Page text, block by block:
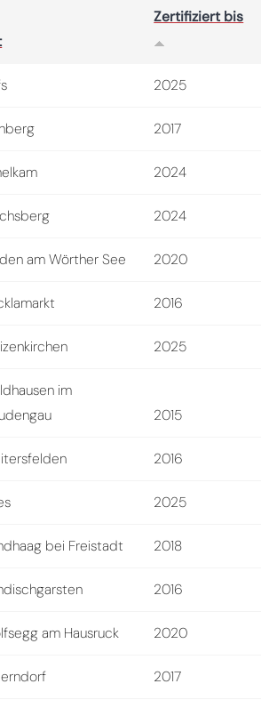
Zertifiziert bis
2025
2017
2024
2024
am Wörther See 2020
2016
2025
im
2015
2016
2025
bei Freistadt 2018
2016
am Hausruck 2020
2017